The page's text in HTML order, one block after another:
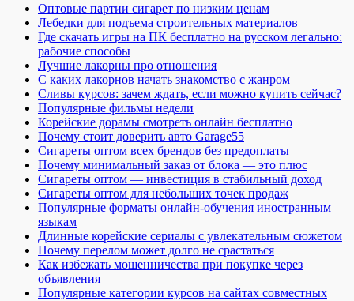
Оптовые партии сигарет по низким ценам
Лебедки для подъема строительных материалов
Где скачать игры на ПК бесплатно на русском легально:
рабочие способы
Лучшие лакорны про отношения
С каких лакорнов начать знакомство с жанром
Сливы курсов: зачем ждать, если можно купить сейчас?
Популярные фильмы недели
Корейские дорамы смотреть онлайн бесплатно
Почему стоит доверить авто Garage55
Сигареты оптом всех брендов без предоплаты
Почему минимальный заказ от блока — это плюс
Сигареты оптом — инвестиция в стабильный доход
Сигареты оптом для небольших точек продаж
Популярные форматы онлайн-обучения иностранным
языкам
Длинные корейские сериалы с увлекательным сюжетом
Почему перелом может долго не срастаться
Как избежать мошенничества при покупке через
объявления
Популярные категории курсов на сайтах совместных